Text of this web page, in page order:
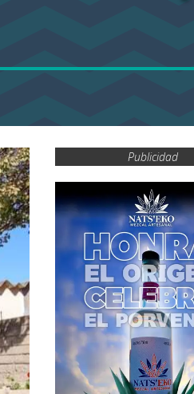
Publicidad